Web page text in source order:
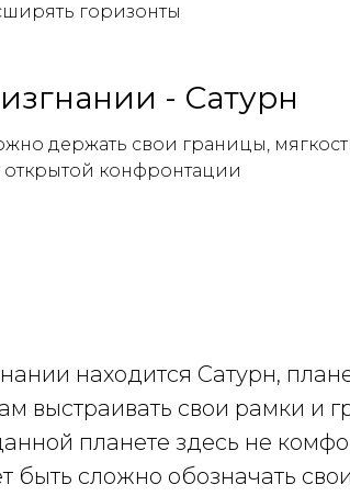
горизонты
- Сатурн
держать свои границы,
открытой конфронтации
находится Сатурн,
выстраивать свои рамки и
планете здесь не
быть сложно обозначать